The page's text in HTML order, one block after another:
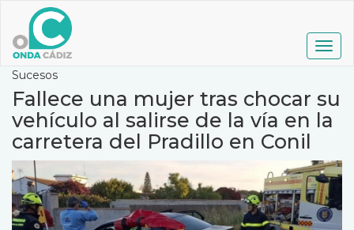
contenido
principal
Sucesos
Fallece una mujer tras chocar su
vehículo al salirse de la vía en la
carretera del Pradillo en Conil